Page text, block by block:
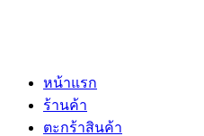
หน้าแรก
ร้านค้า
ตะกร้าสินค้า